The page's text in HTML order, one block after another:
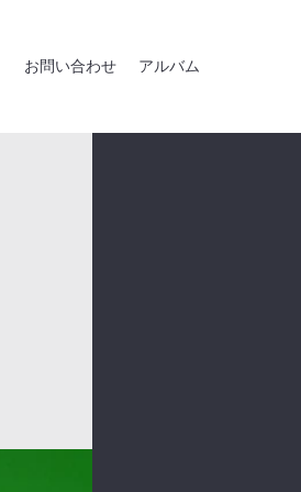
お問い合わせ アルバム